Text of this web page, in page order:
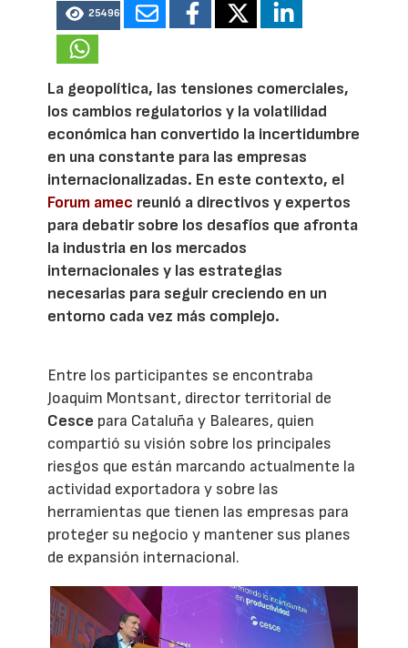
25496
La geopolítica, las tensiones comerciales,
los cambios regulatorios y la volatilidad
económica han convertido la incertidumbre
en una constante para las empresas
internacionalizadas. En este contexto, el
Forum amec reunió a directivos y expertos
para debatir sobre los desafíos que afronta
la industria en los mercados
internacionales y las estrategias
necesarias para seguir creciendo en un
entorno cada vez más complejo.
Entre los participantes se encontraba
Joaquim Montsant, director territorial de
Cesce para Cataluña y Baleares, quien
compartió su visión sobre los principales
riesgos que están marcando actualmente la
actividad exportadora y sobre las
herramientas que tienen las empresas para
proteger su negocio y mantener sus planes
de expansión internacional.